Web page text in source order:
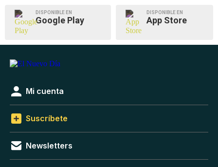
DISPONIBLE EN
Google Play
DISPONIBLE EN
App Store
Mi cuenta
Suscríbete
Newsletters